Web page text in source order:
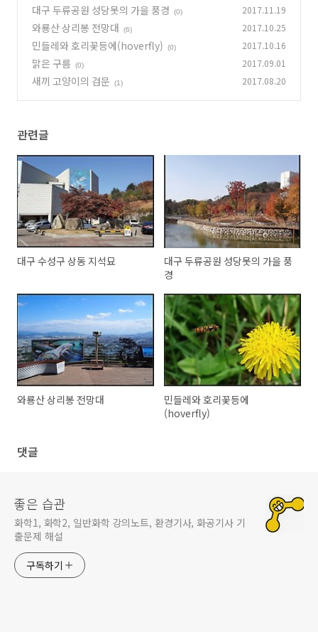
대구 두류공원 성당못의 가을 풍경 (0) 2017.11.19
와룡산 상리봉 전망대 (6) 2017.10.25
민들레와 호리꽃등에(hoverfly) (0) 2017.10.16
맑은 구름 (0) 2017.09.01
새끼 고양이의 검문 (1) 2017.08.20
관련글
대구 수성구 상동 지석묘
대구 두류공원 성당못의 가을 풍
경
와룡산 상리봉 전망대
민들레와 호리꽃등에
(hoverfly)
댓글
좋은 습관
화학1, 화학2, 일반화학 강의노트, 환경기사, 화공기사 기
출문제 해설
구독하기